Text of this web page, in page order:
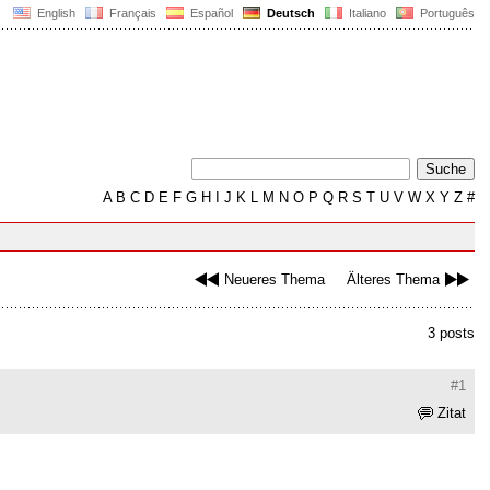
English Français Español Deutsch Italiano Português
AB C D E F G H J K L M N O P Q R S T U V W X Y Z #
Neueres Thema Älteres Thema
3 posts
#1
Zitat